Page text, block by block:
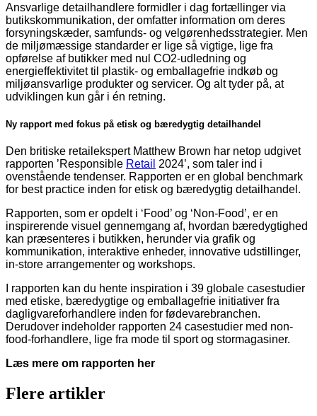
Ansvarlige detailhandlere formidler i dag fortællinger via
butikskommunikation, der omfatter information om deres
forsyningskæder, samfunds- og velgørenhedsstrategier. Men
de miljømæssige standarder er lige så vigtige, lige fra
opførelse af butikker med nul CO2-udledning og
energieffektivitet til plastik- og emballagefrie indkøb og
miljøansvarlige produkter og servicer. Og alt tyder på, at
udviklingen kun går i én retning.
Ny rapport med fokus på etisk og bæredygtig detailhandel
Den britiske retailekspert Matthew Brown har netop udgivet
rapporten ’Responsible Retail 2024’, som taler ind i
ovenstående tendenser. Rapporten er en global benchmark
for best practice inden for etisk og bæredygtig detailhandel.
Rapporten, som er opdelt i ‘Food’ og ‘Non-Food’, er en
inspirerende visuel gennemgang af, hvordan bæredygtighed
kan præsenteres i butikken, herunder via grafik og
kommunikation, interaktive enheder, innovative udstillinger,
in-store arrangementer og workshops.
I rapporten kan du hente inspiration i 39 globale casestudier
med etiske, bæredygtige og emballagefrie initiativer fra
dagligvareforhandlere inden for fødevarebranchen.
Derudover indeholder rapporten 24 casestudier med non-
food-forhandlere, lige fra mode til sport og stormagasiner.
Læs mere om rapporten her
Flere artikler